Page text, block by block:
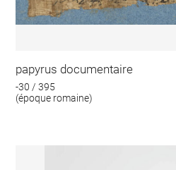
papyrus documentaire
-30 / 395
(époque romaine)